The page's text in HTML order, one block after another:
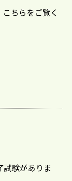
ちらをご覧く
験がありま